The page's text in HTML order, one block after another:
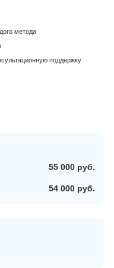
метода
поддержку
55 000 руб.
54 000 руб.